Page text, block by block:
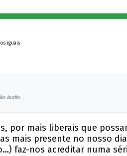
áudio.
por mais liberais que
mais presente no nosso
faz-nos acreditar numa